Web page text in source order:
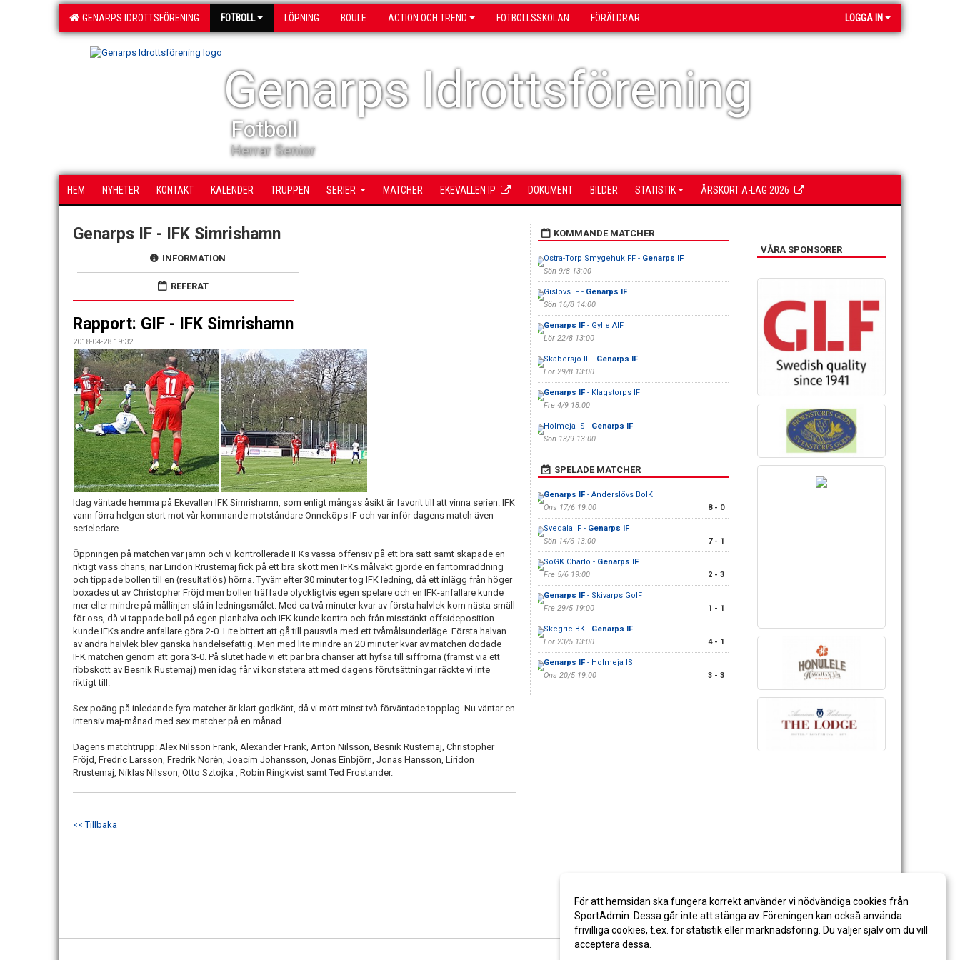
GENARPS IDROTTSFÖRENING FOTBOLL LÖPNING BOULE ACTION OCH TREND FOTBOLLSSKOLAN FÖRÄLDRAR LOGGA IN
Genarps Idrottsförening
Fotboll
Herrar Senior
HEM NYHETER KONTAKT KALENDER TRUPPEN SERIER MATCHER EKEVALLEN IP DOKUMENT BILDER STATISTIK ÅRSKORT A-LAG 2026
Genarps IF - IFK Simrishamn
INFORMATION
REFERAT
Rapport: GIF - IFK Simrishamn
2018-04-28 19:32
Idag väntade hemma på Ekevallen IFK Simrishamn, som enligt mångas åsikt är favorit till att vinna serien. IFK
vann förra helgen stort mot vår kommande motståndare Önneköps IF och var inför dagens match även
serieledare.
Öppningen på matchen var jämn och vi kontrollerade IFKs vassa offensiv på ett bra sätt samt skapade en
riktigt vass chans, när Liridon Rrustemaj fick på ett bra skott men IFKs målvakt gjorde en fantomräddning
och tippade bollen till en (resultatlös) hörna. Tyvärr efter 30 minuter tog IFK ledning, då ett inlägg från höger
boxades ut av Christopher Fröjd men bollen träffade olyckligtvis egen spelare och en IFK-anfallare kunde
mer eller mindre på mållinjen slå in ledningsmålet. Med ca två minuter kvar av första halvlek kom nästa smäll
för oss, då vi tappade boll på egen planhalva och IFK kunde kontra och från misstänkt offsideposition
kunde IFKs andre anfallare göra 2-0. Lite bittert att gå till pausvila med ett tvåmålsunderläge. Första halvan
av andra halvlek blev ganska händelsefattig. Men med lite mindre än 20 minuter kvar av matchen dödade
IFK matchen genom att göra 3-0. På slutet hade vi ett par bra chanser att hyfsa till siffrorna (främst via ett
ribbskott av Besnik Rustemaj) men idag får vi konstatera att med dagens förutsättningar räckte vi inte
riktigt till.
Sex poäng på inledande fyra matcher är klart godkänt, då vi mött minst två förväntade topplag. Nu väntar en
intensiv maj-månad med sex matcher på en månad.
Dagens matchtrupp: Alex Nilsson Frank, Alexander Frank, Anton Nilsson, Besnik Rustemaj, Christopher
Fröjd, Fredric Larsson, Fredrik Norén, Joacim Johansson, Jonas Einbjörn, Jonas Hansson, Liridon
Rrustemaj, Niklas Nilsson, Otto Sztojka , Robin Ringkvist samt Ted Frostander.
<< Tillbaka
KOMMANDE MATCHER
Östra-Torp Smygehuk FF - Genarps IF
Sön 9/8 13:00
Gislövs IF - Genarps IF
Sön 16/8 14:00
Genarps IF- Gylle AIF
Lör 22/8 13:00
Skabersjö IF - Genarps IF
Lör 29/8 13:00
Genarps IF- Klagstorps IF
Fre 4/9 18:00
Holmeja IS - Genarps IF
Sön 13/9 13:00
SPELADE MATCHER
Genarps IF- Anderslövs BoIK
Ons 17/6 19:00
8 - 0
Svedala IF - Genarps IF
Sön 14/6 13:00
7 - 1
SoGK Charlo - Genarps IF
Fre 5/6 19:00
2 - 3
Genarps IF- Skivarps GoIF
Fre 29/5 19:00
1 - 1
Skegrie BK - Genarps IF
Lör 23/5 13:00
4 - 1
Genarps IF- Holmeja IS
Ons 20/5 19:00
3 - 3
VÅRA SPONSORER
För att hemsidan ska fungera korrekt använder vi nödvändiga cookies från
SportAdmin. Dessa går inte att stänga av. Föreningen kan också använda
frivilliga cookies, t.ex. för statistik eller marknadsföring. Du väljer själv om du vill
acceptera dessa.